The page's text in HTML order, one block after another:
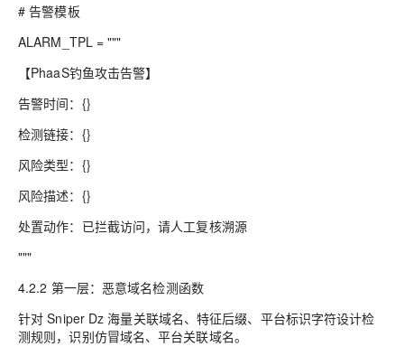
# 告警模板
ALARM_TPL = """
【PhaaS钓鱼攻击告警】
告警时间：{}
检测链接：{}
风险类型：{}
风险描述：{}
处置动作：已拦截访问，请人工复核溯源
"""
4.2.2 第一层：恶意域名检测函数
针对 Sniper Dz 海量关联域名、特征后缀、平台标识字符设计检
测规则，识别仿冒域名、平台关联域名。